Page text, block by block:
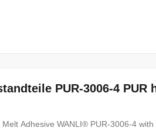
PUR-3006-4 PUR
Adhesive WANLI® PUR-3006-4 with